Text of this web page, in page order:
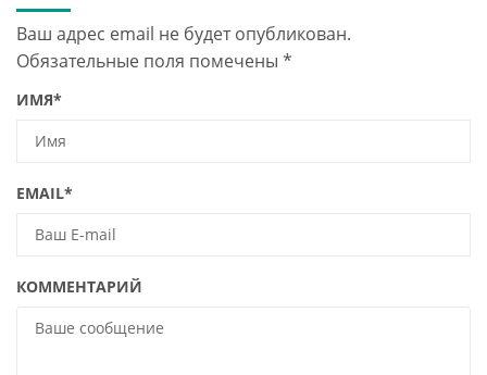
Ваш адрес email не будет опубликован.
Обязательные поля помечены *
ИМЯ*
EMAIL*
КОММЕНТАРИЙ